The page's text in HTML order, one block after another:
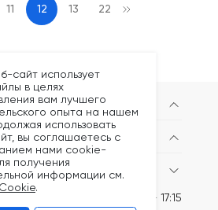
11 12 13 22
Пн-Пт: 8:30 - 17:15
сайт использует
в целях
вам лучшего
опыта на нашем
использовать
вы соглашаетесь с
нами cookie-
получения
информации см.
.